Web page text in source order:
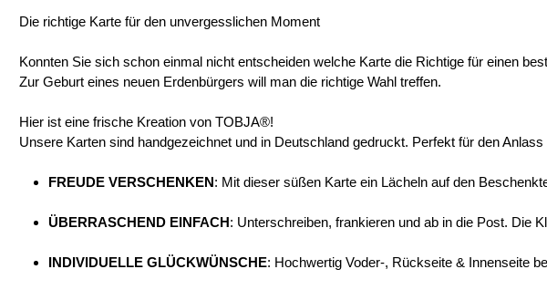
Die richtige Karte für den unvergesslichen Moment
Konnten Sie sich schon einmal nicht entscheiden welche Karte die Richtige für einen
Zur Geburt eines neuen Erdenbürgers will man die richtige Wahl treffen.
Hier ist eine frische Kreation von TOBJA®!
Unsere Karten sind handgezeichnet und in Deutschland gedruckt. Perfekt für den
FREUDE VERSCHENKEN: Mit dieser süßen Karte ein Lächeln auf den
ÜBERRASCHEND EINFACH: Unterschreiben, frankieren und ab in die Post. Die
INDIVIDUELLE GLÜCKWÜNSCHE: Hochwertig Voder-, Rückseite & Innenseite